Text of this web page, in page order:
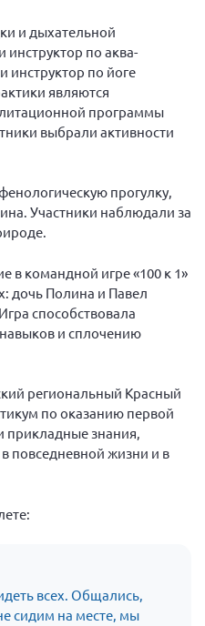
реалии" (26-
и дыхательной
инструктор по аква-
инструктор по йоге
являются
программы
выбрали активности
прогулку,
Участники наблюдали за
в командной игре «100 к 1»
дочь Полина и Павел
способствовала
и сплочению
региональный Красный
по оказанию первой
прикладные знания,
повседневной жизни и в
всех. Общались,
сидим на месте, мы